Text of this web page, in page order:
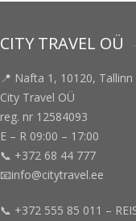
CITY TRAVEL OÜ
📍 Nafta 1, 10120, Tallinn
City Travel OÜ
reg. nr 12584093
E – R 09:00 – 17:00
📞 +372 68 44 777
📧info@citytravel.ee
📞 +372 555 85 011 –